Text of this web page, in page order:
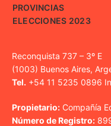
PROVINCIAS
ELECCIONES 2023
Reconquista 737 – 3º E
(1003) Buenos Aires,
Tel. +54 11 5235 0896
Propietario: Compañía
Número de Registro: